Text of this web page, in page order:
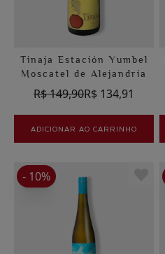
Tinaja Estación Yumbel
Moscatel de Alejandría
R$ 149,90R$ 134,91
ADICIONAR AO CARRINHO
- 10%